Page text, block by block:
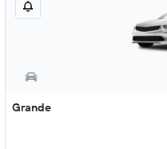
Grande